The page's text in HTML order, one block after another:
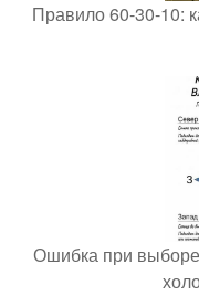
Правило 60-30-10:
Ошибка при выборе